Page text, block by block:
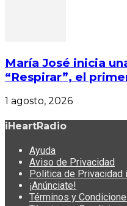
María José inicia
“Respirar”, el
1 agosto, 2026
iHeartRadio
Ayuda
Aviso de Privacidad
Politica de Privacidad
¡Anúnciate!
Términos y